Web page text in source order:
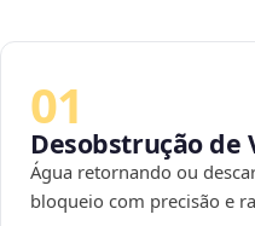
01
Desobstrução de
Água retornando ou
bloqueio com precisão e